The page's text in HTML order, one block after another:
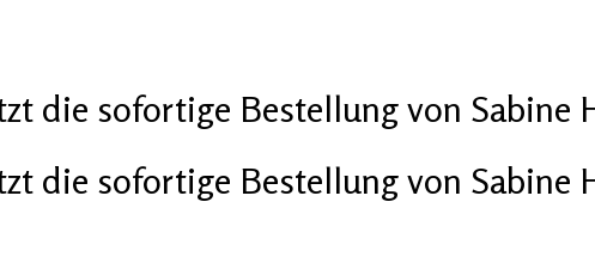
die sofortige Bestellung von Sabine
die sofortige Bestellung von Sabine